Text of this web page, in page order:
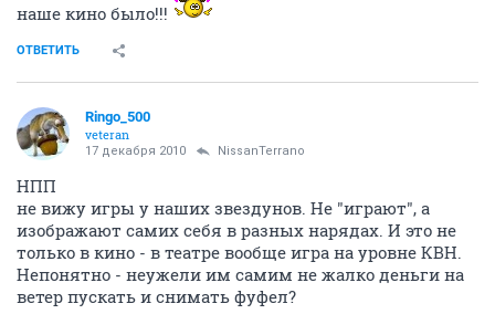
наше кино было!!!
ОТВЕТИТЬ
Ringo_500
veteran
17 декабря 2010 NissanTerrano
НПП
не вижу игры у наших звездунов. Не "играют", а
изображают самих себя в разных нарядах. И это не
только в кино - в театре вообще игра на уровне КВН.
Непонятно - неужели им самим не жалко деньги на
ветер пускать и снимать фуфел?